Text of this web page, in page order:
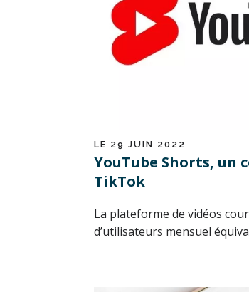
LE 29 JUIN 2022
YouTube Shorts, un
TikTok
La plateforme de vidéos
d’utilisateurs mensuel